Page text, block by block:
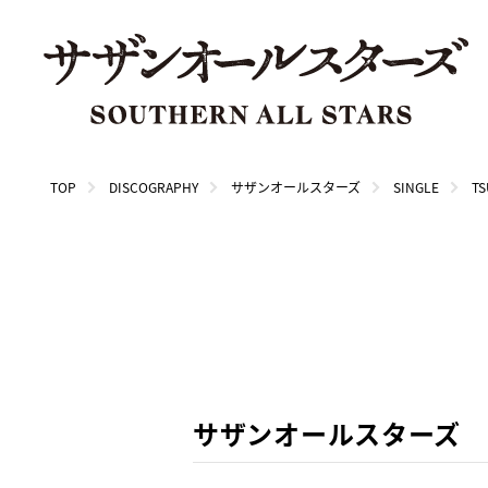
TOP DISCOGRAPHY サザンオールスターズ SINGLE
サザンオールスターズ